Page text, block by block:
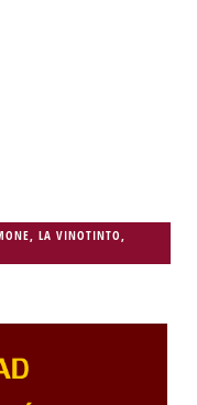
LA VINOTINTO